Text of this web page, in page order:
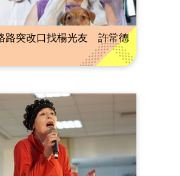
路突改口找楊光友 許常德